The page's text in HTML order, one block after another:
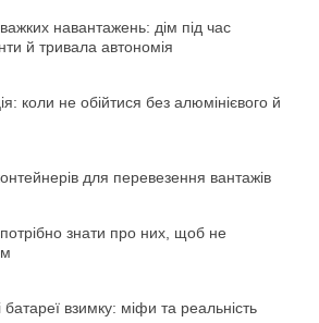
навантажень: дім під час
й тривала автономія
коли не обійтися без алюмінієвого й
для перевезення вантажів
знати про них, щоб не
взимку: міфи та реальність